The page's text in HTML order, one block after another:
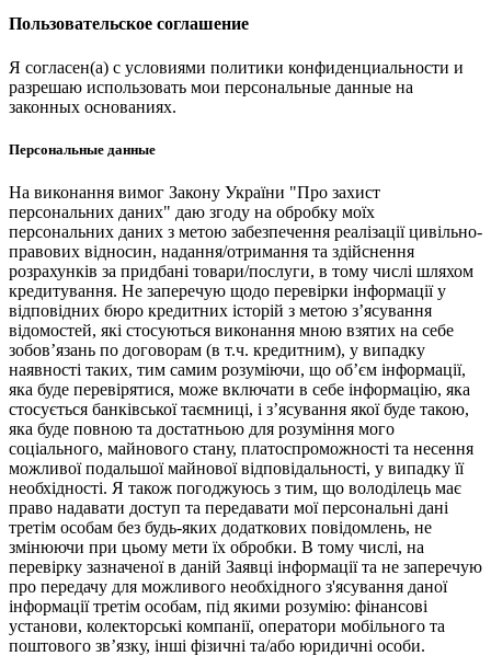
Пользовательское соглашение
Я согласен(а) с условиями политики конфиденциальности и
разрешаю использовать мои персональные данные на
законных основаниях.
Персональные данные
На виконання вимог Закону України "Про захист
персональних даних" даю згоду на обробку моїх
персональних даних з метою забезпечення реалізації цивільно-
правових відносин, надання/отримання та здійснення
розрахунків за придбані товари/послуги, в тому числі шляхом
кредитування. Не заперечую щодо перевірки інформації у
відповідних бюро кредитних історій з метою з’ясування
відомостей, які стосуються виконання мною взятих на себе
зобов’язань по договорам (в т.ч. кредитним), у випадку
наявності таких, тим самим розуміючи, що об’єм інформації,
яка буде перевірятися, може включати в себе інформацію, яка
стосується банківської таємниці, і з’ясування якої буде такою,
яка буде повною та достатньою для розуміння мого
соціального, майнового стану, платоспроможності та несення
можливої подальшої майнової відповідальності, у випадку її
необхідності. Я також погоджуюсь з тим, що володілець має
право надавати доступ та передавати мої персональні дані
третім особам без будь-яких додаткових повідомлень, не
змінюючи при цьому мети їх обробки. В тому числі, на
перевірку зазначеної в даній Заявці інформації та не заперечую
про передачу для можливого необхідного з'ясування даної
інформації третім особам, під якими розумію: фінансові
установи, колекторські компанії, оператори мобільного та
поштового зв’язку, інші фізичні та/або юридичні особи.